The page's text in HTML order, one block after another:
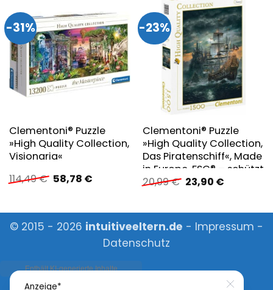
-31%
Clementoni® Puzzle
»High Quality Collection,
Visionaria«
114,49€ Ursprünglicher
Preis
58,78 €Aktueller
-23%
Clementoni® Puzzle
»High Quality Collection,
Das Piratenschiff«, Made
in Europe, FSC® – schützt
Wald – weltweit
20,99€ Ursprünglicher
Preis
20,99 €
23,90 €Aktueller
23,90 €.
© 2015 - 2026 intuitiveeltern.de - Impressum -
Datenschutz
Anzeige*